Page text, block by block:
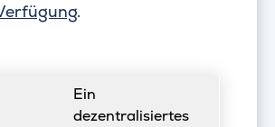
.
Ein
dezentralisiertes